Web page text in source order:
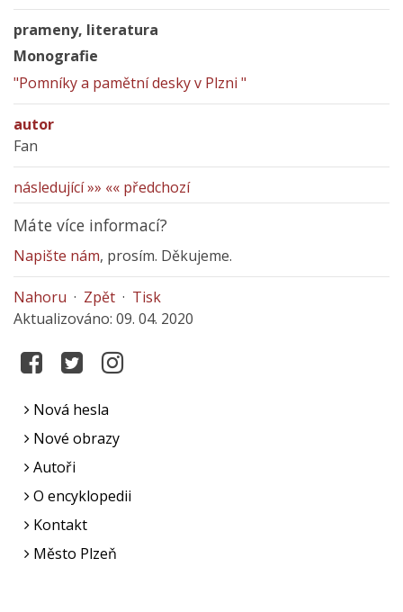
prameny, literatura
Monografie
"Pomníky a pamětní desky v Plzni "
autor
Fan
následující »» «« předchozí
Máte více informací?
Napište nám, prosím. Děkujeme.
Nahoru · Zpět · Tisk
Aktualizováno: 09. 04. 2020
Nová hesla
Nové obrazy
Autoři
O encyklopedii
Kontakt
Město Plzeň